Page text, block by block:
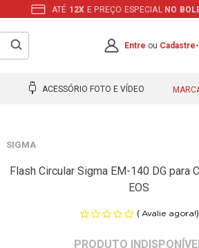
ATÉ 12X E PREÇO ESPECIAL NO
Entre ou
ACESSÓRIO FOTO E VÍDEO
SIGMA
Flash Circular Sigma EM-140 DG para
EOS
( Avalie agora!)